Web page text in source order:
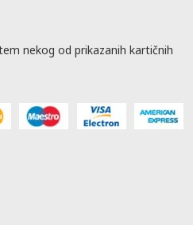
nekog od prikazanih kartičnih